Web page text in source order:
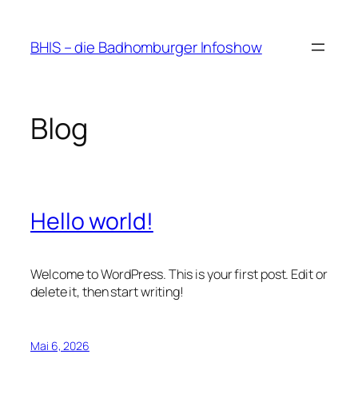
springen
BHIS – die Badhomburger Infoshow
Blog
Hello world!
Welcome to WordPress. This is your first post. Edit or
delete it, then start writing!
Mai 6, 2026